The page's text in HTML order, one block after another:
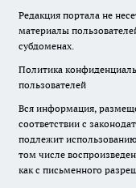
Редакция портала не
материалы
субдоменах.
Политика
пользователей
Вся информация,
соответствии с
подлежит
том числе
как с письменного